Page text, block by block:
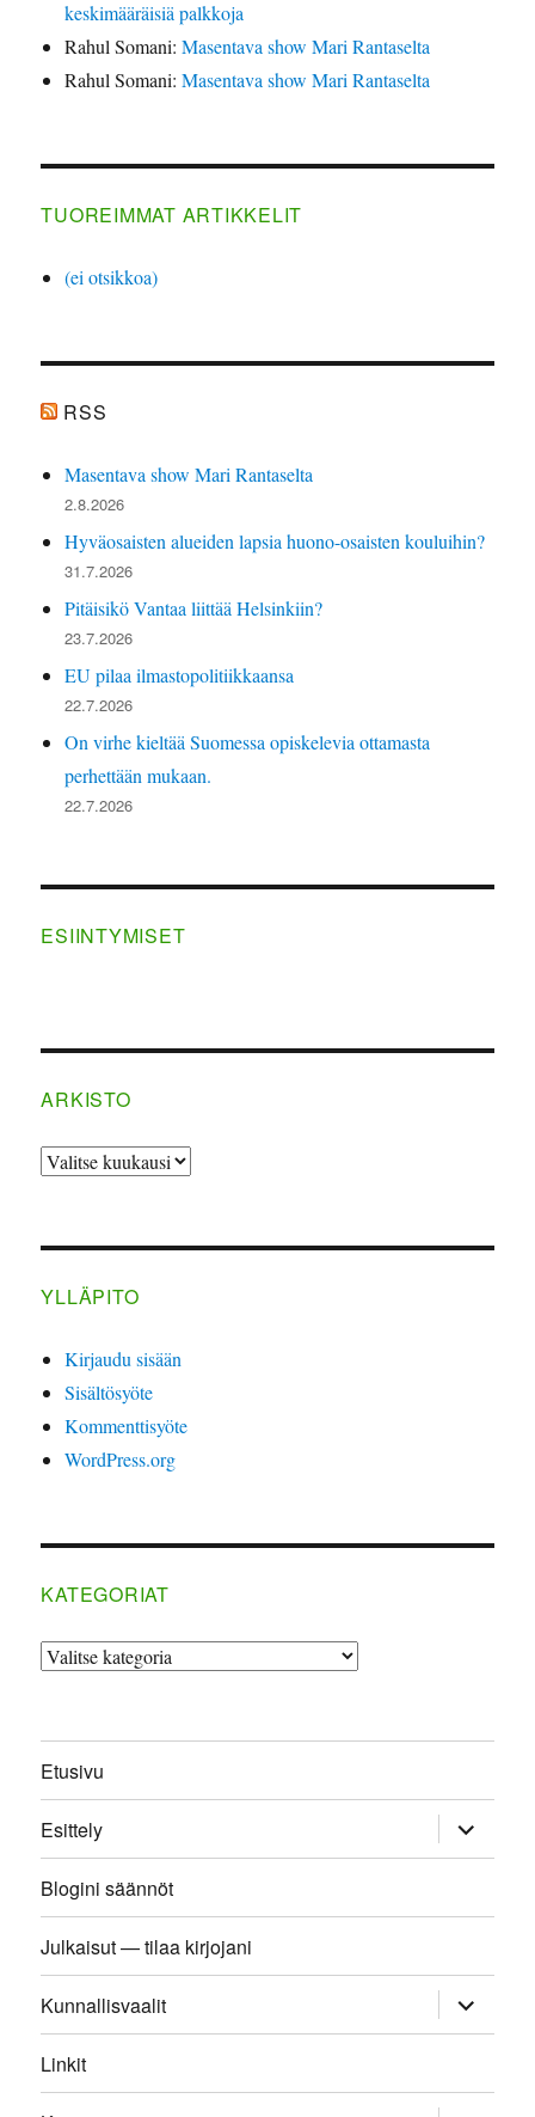
keskimääräisiä palkkoja
Rahul Somani:Masentava show Mari Rantaselta
Rahul Somani:Masentava show Mari Rantaselta
TUOREIMMAT ARTIKKELIT
(ei otsikkoa)
RSS
Masentava show Mari Rantaselta
2.8.2026
Hyväosaisten alueiden lapsia huono-osaisten kouluihin?
31.7.2026
Pitäisikö Vantaa liittää Helsinkiin?
23.7.2026
EU pilaa ilmastopolitiikkaansa
22.7.2026
On virhe kieltää Suomessa opiskelevia ottamasta
perhettään mukaan.
22.7.2026
ESIINTYMISET
ARKISTO
ARKISTO
YLLÄPITO
Kirjaudu sisään
Sisältösyöte
Kommenttisyöte
WordPress.org
KATEGORIAT
Kategoriat
Etusivu
Esittely näytä
alavalikko
Blogini säännöt
Julkaisut — tilaa kirjojani
Kunnallisvaalit näytä
alavalikko
Linkit